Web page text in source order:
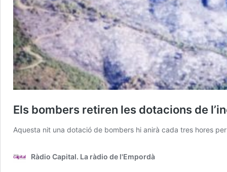
Els bombers retiren les dotacions de
Aquesta nit una dotació de bombers hi anirà cada tres hores
Ràdio Capital. La ràdio de l'Empordà